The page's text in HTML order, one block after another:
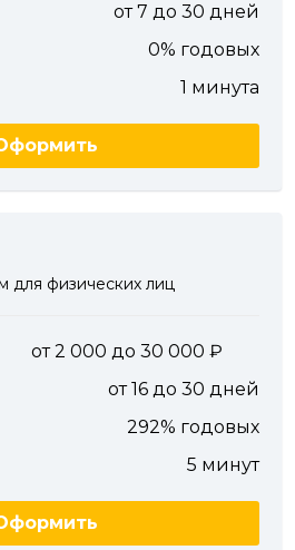
от 7 до 30 дней
0% годовых
1 минута
для физических лиц
от 2 000 до 30 000
от 16 до 30 дней
292% годовых
5 минут